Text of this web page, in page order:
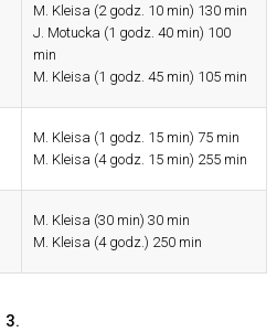
M. Kleisa (2 godz. 10 min) 130 min
J. Motucka (1 godz. 40 min) 100
min
M. Kleisa (1 godz. 45 min) 105 min
M. Kleisa (1 godz. 15 min) 75 min
M. Kleisa (4 godz. 15 min) 255 min
M. Kleisa (30 min) 30 min
M. Kleisa (4 godz.) 250 min
3.